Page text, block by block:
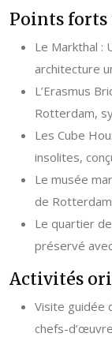
Points
Le Markthal :
architecture
L’Erasmus
Rotterdam,
Les Cube
insolites,
Le musée
de
Le quartier
préservé
Activités
Visite guidée
chefs-